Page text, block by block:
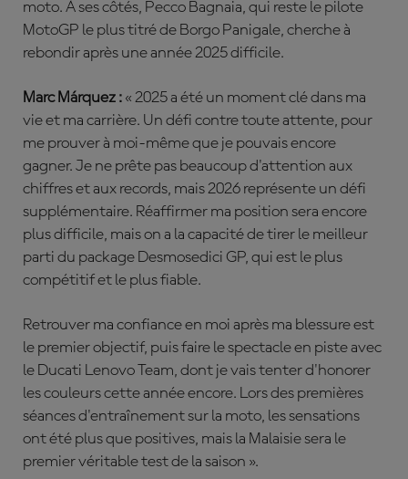
moto. À ses côtés, Pecco Bagnaia, qui reste le pilote
MotoGP le plus titré de Borgo Panigale, cherche à
rebondir après une année 2025 difficile.
Marc Márquez : « 2025 a été un moment clé dans ma
vie et ma carrière. Un défi contre toute attente, pour
me prouver à moi-même que je pouvais encore
gagner. Je ne prête pas beaucoup d'attention aux
chiffres et aux records, mais 2026 représente un défi
supplémentaire. Réaffirmer ma position sera encore
plus difficile, mais on a la capacité de tirer le meilleur
parti du package Desmosedici GP, qui est le plus
compétitif et le plus fiable.
Retrouver ma confiance en moi après ma blessure est
le premier objectif, puis faire le spectacle en piste avec
le Ducati Lenovo Team, dont je vais tenter d'honorer
les couleurs cette année encore. Lors des premières
séances d'entraînement sur la moto, les sensations
ont été plus que positives, mais la Malaisie sera le
premier véritable test de la saison ».